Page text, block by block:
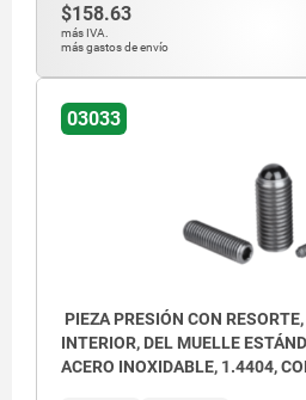
$158.63
más IVA.
más gastos de envío
03033
PIEZA PRESIÓN CON
INTERIOR, DEL MUELLE
ACERO INOXIDABLE, 1.4404,